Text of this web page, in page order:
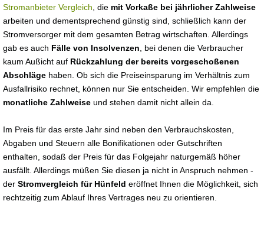
Stromanbieter Vergleich , die mit Vorkaße bei jährlicher Zahlweise
arbeiten und dementsprechend günstig sind, schließlich kann der
Stromversorger mit dem gesamten Betrag wirtschaften. Allerdings
gab es auch Fälle von Insolvenzen , bei denen die Verbraucher
kaum Außicht auf Rückzahlung der bereits vorgeschoßenen
Abschläge haben. Ob sich die Preiseinsparung im Verhältnis zum
Ausfallrisiko rechnet, können nur Sie entscheiden. Wir empfehlen die
monatliche Zahlweise und stehen damit nicht allein da.
Im Preis für das erste Jahr sind neben den Verbrauchskosten,
Abgaben und Steuern alle Bonifikationen oder Gutschriften
enthalten, sodaß der Preis für das Folgejahr naturgemäß höher
ausfällt. Allerdings müßen Sie diesen ja nicht in Anspruch nehmen -
der Stromvergleich für Hünfeld eröffnet Ihnen die Möglichkeit, sich
rechtzeitig zum Ablauf Ihres Vertrages neu zu orientieren.